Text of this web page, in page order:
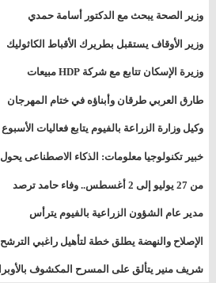
وطالبات ذوى الهمهم" بمدارس التربية الخاصة
وزير الصحة يبحث مع الدكتور أسامة حمدي
الأستاذ بجامعة هارفارد توسيع برامج التوعية
وزير الأوقاف يستقبل بطريرك الأقباط الكاثوليك
وزيرة الإسكان تتابع مع شركة HDP مبيعات
وتسويق مشروعات المدن الجديدة
طارق العربي طرقان وأبناؤه في ختام المهرجان
الصيفي للموسيقى والغناء بالمسرح المكشوف
وكيل وزارة الزراعة بالفيوم يتابع فعاليات الأسبوع
خبير تكنولوجيا معلومات: الذكاء الاصطناعى يحول
المستخدم إلى سلعة فى اقتصاد الانتباه
من 27 يوليو إلى 2 أغسطس.. وفاء حامد ترصد
تأثيرات أقوى الاتصالات الفلكية على الأبراج
مدير عام الشؤون الزراعية بالفيوم يترأس
الاجتماع الدوري لمتابعة الحصر الحيازي الجديدة
الإصلاح والنهضة يطلق خطة لتأهيل راغبي الترشح
للمجالس الشعبية المحلية ويستعرض خطط
شريف منير يتألق على المسرح المكشوف بالأوبرا